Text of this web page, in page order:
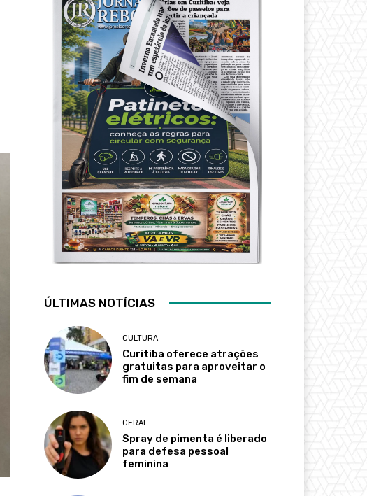
ÚLTIMAS NOTÍCIAS
CULTURA
Curitiba oferece atrações
gratuitas para aproveitar o
fim de semana
GERAL
Spray de pimenta é liberado
para defesa pessoal
feminina